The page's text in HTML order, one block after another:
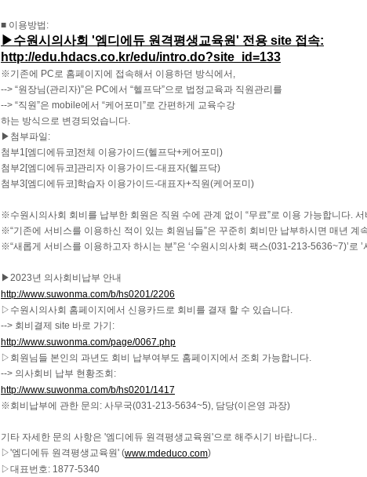
■ 이용방법:
▶수원시의사회 '엠디에듀 원격평생교육원' 전용 site 접속:
http://edu.hdacs.co.kr/edu/intro.do?site_id=133
※기존에 PC로 홈페이지에 접속해서 이용하던 방식에서,
--> “원장님(관리자)”은 PC에서 “헬프닥”으로 법정교육과 직원관리를
--> “직원”은 mobile에서 “케어포미”로 간편하게 교육수강
하는 방식으로 변경되었습니다.
▶첨부파일:
첨부1[엠디에듀코]전체 이용가이드(헬프닥+케어포미)
첨부2[엠디에듀코]관리자 이용가이드-대표자(헬프닥)
첨부3[엠디에듀코]학습자 이용가이드-대표자+직원(케어포미)
※수원시의사회 회비를 납부한 회원은 직원 수에 관계 없이 “무료”로 이용 가능합니다.
※“기존에 서비스를 이용하신 적이 있는 회원님들”은 꾸준히 회비만 납부하시면 매년 계
※“새롭게 서비스를 이용하고자 하시는 분”은 ‘수원시의사회 팩스(031-213-5636~7)’로
▶2023년 의사회비납부 안내
http://www.suwonma.com/b/hs0201/2206
▷수원시의사회 홈페이지에서 신용카드로 회비를 결재 할 수 있습니다.
--> 회비결제 site 바로 가기:
http://www.suwonma.com/page/0067.php
▷회원님들 본인의 과년도 회비 납부여부도 홈페이지에서 조회 가능합니다.
--> 의사회비 납부 현황조회:
http://www.suwonma.com/b/hs0201/1417
※회비납부에 관한 문의: 사무국(031-213-5634~5), 담당(이은영 과장)​
기타 자세한 문의 사항은 '엠디에듀 원격평생교육원'으로 해주시기 바랍니다..
▷'엠디에듀 원격평생교육원' (www.mdeduco.com)
▷대표번호: 1877-5340